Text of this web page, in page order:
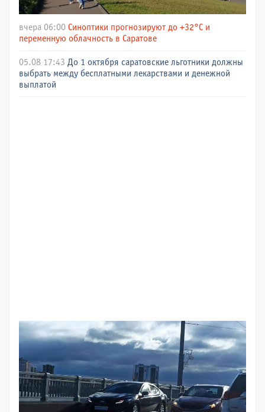
вчера 06:00 Синоптики прогнозируют до +32°C и
переменную облачность в Саратове
05.08 17:43 До 1 октября саратовские льготники должны
выбрать между бесплатными лекарствами и денежной
выплатой